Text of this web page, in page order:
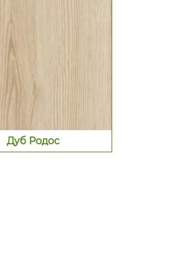
Дуб Родос